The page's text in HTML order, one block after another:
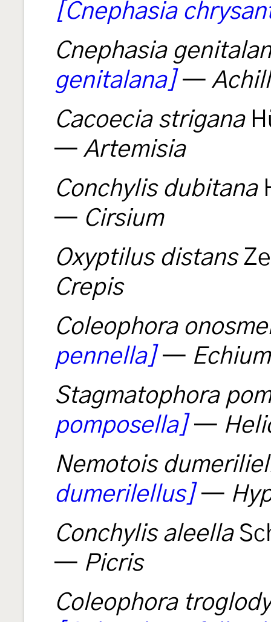
[Cnephasia
Cnephasia
genitalana]—
Cacoecia strigana
— Artemisia
Conchylis dubitana
— Cirsium
Oxyptilus distans
Crepis
Coleophora
pennella]— Echium
Stagmatophora
pomposella]—
Nemotois
dumerilellus]—
Conchylis aleella
— Picris
Coleophora